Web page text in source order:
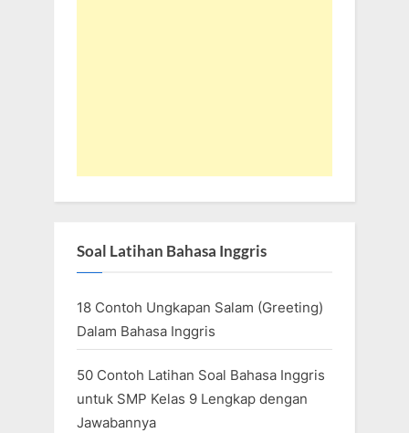
Soal Latihan Bahasa Inggris
18 Contoh Ungkapan Salam (Greeting)
Dalam Bahasa Inggris
50 Contoh Latihan Soal Bahasa Inggris
untuk SMP Kelas 9 Lengkap dengan
Jawabannya